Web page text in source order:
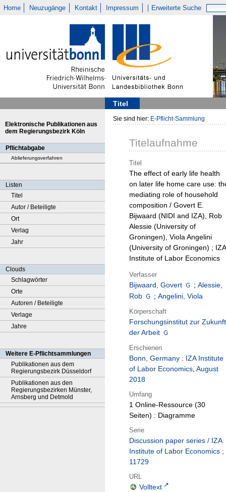
Home Neuzugänge Kontakt Impressum Erweiterte Suche
Titel
Elektronische Publikationen aus
dem Regierungsbezirk Köln
Pflichtabgabe
Ablieferungsverfahren
Listen
Titel
Autor / Beteiligte
Ort
Verlag
Jahr
Clouds
Schlagwörter
Orte
Autoren / Beteiligte
Verlage
Jahre
Weitere E-Pflichtsammlungen
Publikationen aus dem
Regierungsbezirk Düsseldorf
Publikationen aus den
Regierungsbezirken Münster,
Arnsberg und Detmold
Sie sind hier: E-Pflicht-Sammlung
Titelaufnahme
Titel
The effect of early life health
on later life home care use:
mediating role of household
composition / Govert E.
Bijwaard (NIDI and IZA), Rob
Alessie (University of
Groningen), Viola Angelini
(University of Groningen) ; IZA
Institute of Labor Economics
Verfasser
Bijwaard, Govert ; Alessie,
Rob
; Angelini, Viola
Körperschaft
Forschungsinstitut zur Zukunft
der Arbeit
Erschienen
Bonn, Germany : IZA Institute
of Labor Economics, August
2018
Umfang
1 Online-Ressource (30
Seiten) : Diagramme
Serie
Discussion paper series / IZA
Institute of Labor Economics ;
11729
URL
Volltext